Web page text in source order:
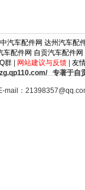
汽车配件网 达州汽车配
车配件网 自贡汽车配件网
群| 网站建议与反馈| 友
专著于自
mail：